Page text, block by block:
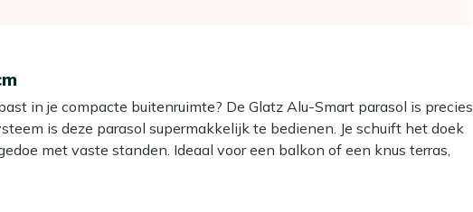
in je compacte buitenruimte? De Glatz Alu-Smart parasol is precies
is deze parasol supermakkelijk te bedienen. Je schuift het doek
met vaste standen. Ideaal voor een balkon of een knus terras,
parasol op en geniet van een ontspannen dag in de schaduw!